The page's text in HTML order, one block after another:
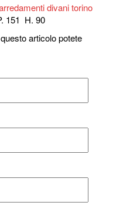
151 H. 90
articolo potete